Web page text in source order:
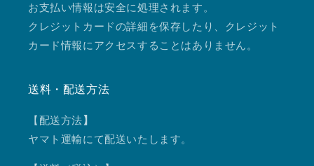
お支払い情報は安全に処理されます。
クレジットカードの詳細を保存したり、クレジット
カード情報にアクセスすることはありません。
送料・配送方法
【配送方法】
ヤマト運輸にて配送いたします。